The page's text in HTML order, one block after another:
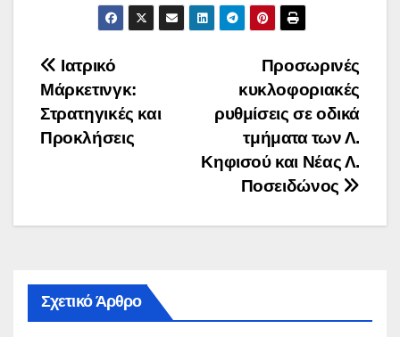
Πλοήγηση
άρθρων
Προσωρινές
κυκλοφοριακές
ρυθμίσεις σε οδικά
τμήματα των Λ.
Κηφισού και Νέας Λ.
Ποσειδώνος
Ιατρικό
Μάρκετινγκ:
Στρατηγικές και
Προκλήσεις
Σχετικό Άρθρο